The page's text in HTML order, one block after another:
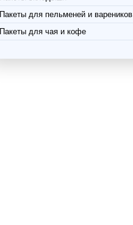
Пакеты для пельменей и вареников
Пакеты для чая и кофе